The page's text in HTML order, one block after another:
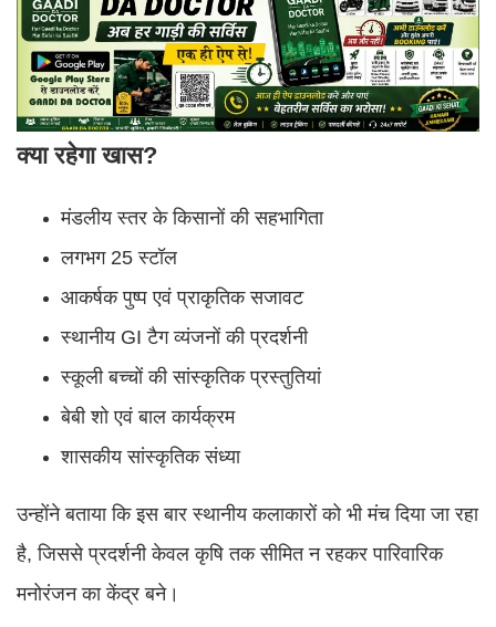
क्या रहेगा खास?
मंडलीय स्तर के किसानों की सहभागिता
लगभग 25 स्टॉल
आकर्षक पुष्प एवं प्राकृतिक सजावट
स्थानीय GI टैग व्यंजनों की प्रदर्शनी
स्कूली बच्चों की सांस्कृतिक प्रस्तुतियां
बेबी शो एवं बाल कार्यक्रम
शासकीय सांस्कृतिक संध्या
उन्होंने बताया कि इस बार स्थानीय कलाकारों को भी मंच दिया जा रहा
है, जिससे प्रदर्शनी केवल कृषि तक सीमित न रहकर पारिवारिक
मनोरंजन का केंद्र बने।